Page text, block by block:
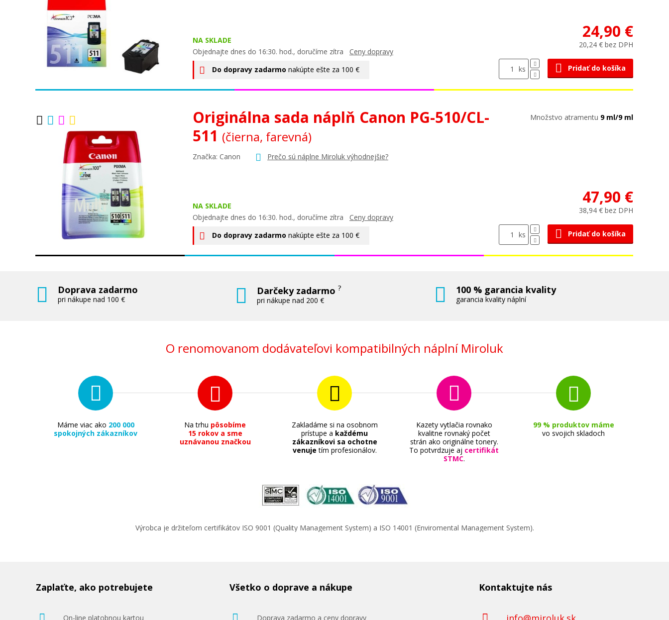
NA SKLADE
Objednajte dnes do 16:30. hod., doručíme zítra Ceny dopravy
Do dopravy zadarmo nakúpte ešte za 100 €
24,90 €
20,24 € bez DPH
ks Pridať do košíka
Originálna sada náplň Canon PG-510/CL-
511 (čierna, farevná)
Značka: Canon Prečo sú náplne Miroluk výhodnejšie?
NA SKLADE
Objednajte dnes do 16:30. hod., doručíme zítra Ceny dopravy
Do dopravy zadarmo nakúpte ešte za 100 €
Množstvo atramentu 9 ml/9 ml
47,90 €
38,94 € bez DPH
ks Pridať do košíka
Doprava zadarmo
pri nákupe nad 100 €
Darčeky zadarmo?
pri nákupe nad 200 €
100 % garancia kvality
garancia kvality náplní
O renomovanom dodávateľovi kompatibilných náplní Miroluk
Máme viac ako 200 000
spokojných zákazníkov
Na trhu pôsobíme
15 rokov a sme
uznávanou značkou
Zakladáme si na osobnom
prístupe a každému
zákazníkovi sa ochotne
venuje tím profesionálov.
Kazety vytlačia rovnako
kvalitne rovnaký počet
strán ako originálne tonery.
To potvrdzuje aj certifikát
STMC.
99 % produktov máme
vo svojich skladoch
Výrobca je držiteľom certifikátov ISO 9001 (Quality Management System) a ISO 14001 (Enviromental Management System).
Zaplaťte, ako potrebujete
On-line platobnou kartou
Všetko o doprave a nákupe
Doprava zadarmo a ceny dopravy
Kontaktujte nás